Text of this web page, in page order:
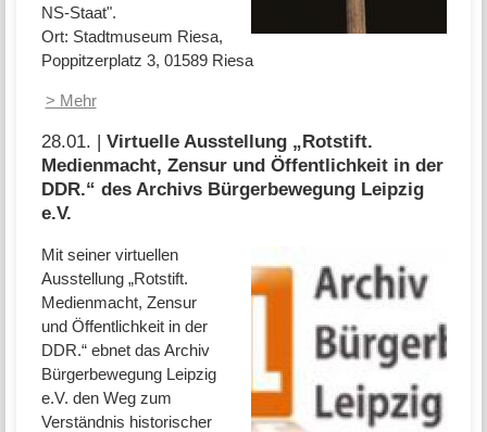
NS-Staat".
Ort: Stadtmuseum Riesa,
Poppitzerplatz 3, 01589 Riesa
> Mehr
28.01. | Virtuelle Ausstellung „Rotstift.
Medienmacht, Zensur und Öffentlichkeit in der
DDR.“ des Archivs Bürgerbewegung Leipzig
e.V.
Mit seiner virtuellen
Ausstellung „Rotstift.
Medienmacht, Zensur
und Öffentlichkeit in der
DDR.“ ebnet das Archiv
Bürgerbewegung Leipzig
e.V. den Weg zum
Verständnis historischer